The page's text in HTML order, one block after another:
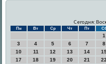
Сегодня:
Пн Вт Ср Чт Пт
1
3
4 5 6 7 8
10
11 12 13 14
17
18 19 20 21 22